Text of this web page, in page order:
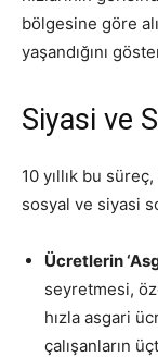
bölgesine göre
yaşandığını
Siyasi ve
10 yıllık bu
sosyal ve siyasi
Ücretlerin
seyretmesi,
hızla asgari
çalışanların